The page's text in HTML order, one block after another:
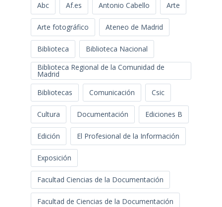
Abc Af.es Antonio Cabello Arte
Arte fotográfico Ateneo de Madrid
Biblioteca
Biblioteca Nacional
Biblioteca Regional de la Comunidad de
Madrid
Bibliotecas
Comunicación Csic
Cultura Documentación Ediciones B
Edición El Profesional de la Información
Exposición
Facultad Ciencias de la Documentación
Facultad de Ciencias de la Documentación